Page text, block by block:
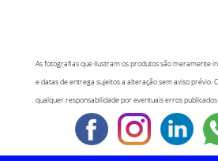
As fotografias que ilustram os produtos são meramente
e datas de entrega sujeitos a alteração sem aviso prévio.
qualquer responsabilidade por eventuais erros publicados